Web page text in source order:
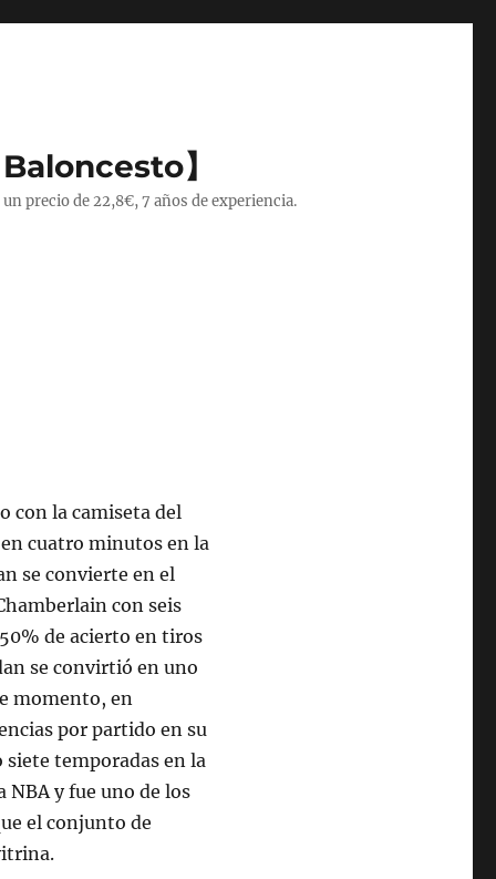
】
precio de 22,8€, 7 años de experiencia.
con la camiseta del
cuatro minutos en la
se convierte en el
con seis
de acierto en tiros
se convirtió en uno
momento, en
por partido en su
siete temporadas en la
NBA y fue uno de los
el conjunto de